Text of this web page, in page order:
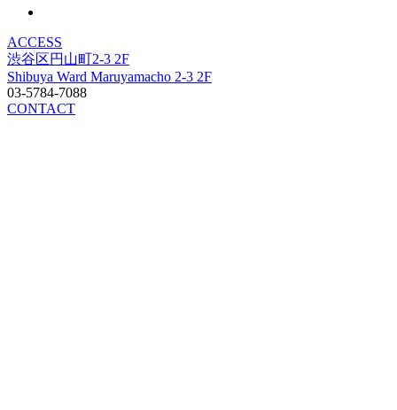
ACCESS
渋谷区円山町2-3 2F
Shibuya Ward Maruyamacho 2-3 2F
03-5784-7088
CONTACT